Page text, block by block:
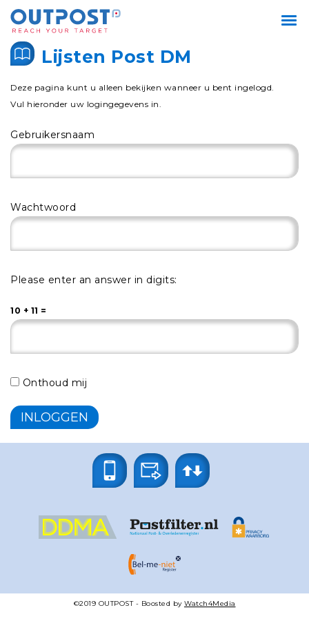
Lijsten Post DM
Deze pagina kunt u alleen bekijken wanneer u bent ingelogd.
Vul hieronder uw logingegevens in.
Gebruikersnaam
Wachtwoord
Please enter an answer in digits:
10 + 11 =
Onthoud mij
©2019 OUTPOST- Boosted by Watch4Media